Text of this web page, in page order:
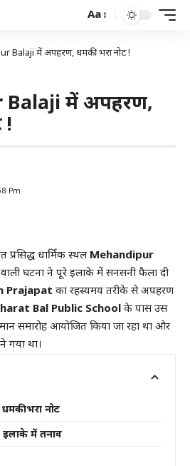
Aa
Balaji में अपहरण, धमकी भरा नोट !
Balaji में अपहरण,
!
Pm
प्रसिद्ध धार्मिक स्थल Mehandipur
घटना ने पूरे इलाके में सनसनी फैला दी
Prajapat का रहस्यमय तरीके से अपहरण
Bal Public School के पास उस
समारोह आयोजित किया जा रहा था और
गया था।
भरा नोट
इलाके में तनाव